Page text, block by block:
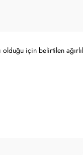
olduğu için belirtilen